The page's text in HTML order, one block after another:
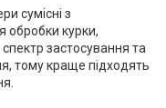
сумісні з
обробки курки,
застосування та
тому краще підходять